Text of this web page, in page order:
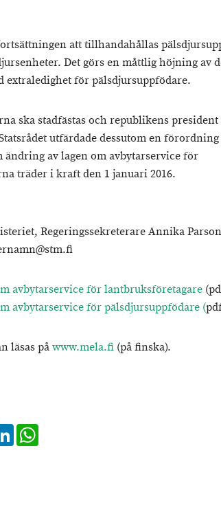
att tillhandahållas
Det görs en måttlig höjning av
extraledighet för pälsdjursuppfödare.
ska stadfästas och republikens president
utfärdade dessutom en
av lagen om avbytarservice för
träder i kraft den 1 januari 2016.
Regeringssekreterare Annika
avbytarservice för lantbruksföretagare
avbytarservice för pälsdjursuppfödare (
läsas påwww.mela.fi (på finska).
LinkedIn